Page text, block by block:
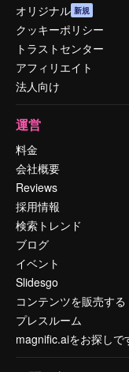
オリジナル 新規
クッキーポリシー
トラストセンター
アフィリエイト
法人向け
運営
料金
会社概要
Reviews
採用情報
検索トレンド
ブログ
イベント
Slidesgo
コンテンツを販売する
プレスルーム
magnific.aiをお探しで